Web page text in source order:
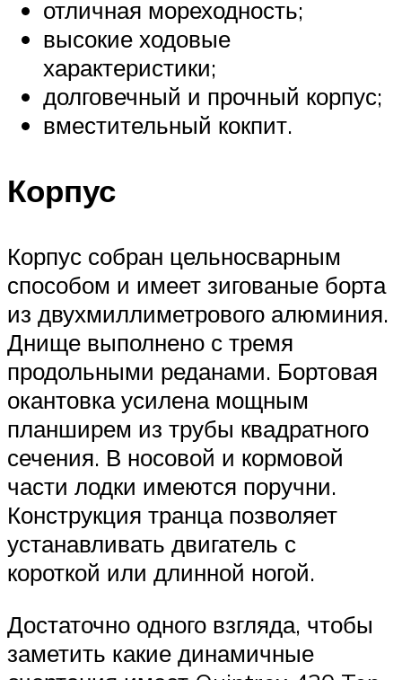
отличная мореходность;
высокие ходовые
характеристики;
долговечный и прочный корпус;
вместительный кокпит.
Корпус
Корпус собран цельносварным
способом и имеет зигованые борта
из двухмиллиметрового алюминия.
Днище выполнено с тремя
продольными реданами. Бортовая
окантовка усилена мощным
планширем из трубы квадратного
сечения. В носовой и кормовой
части лодки имеются поручни.
Конструкция транца позволяет
устанавливать двигатель с
короткой или длинной ногой.
Достаточно одного взгляда, чтобы
заметить какие динамичные